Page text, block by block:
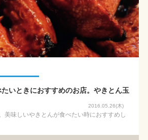
いときにおすすめのお店。やきとん玉
美味しいやきとんが食べたい時におすすめし
2016.05.26(木)